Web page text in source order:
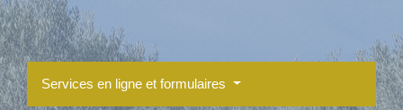
Services en ligne et formulaires